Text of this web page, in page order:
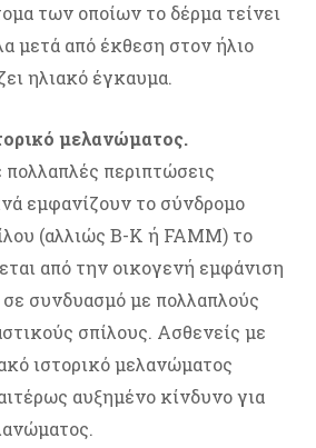
των οποίων το δέρμα τείνει
μετά από έκθεση στον ήλιο
ηλιακό έγκαυμα.
μελανώματος.
πολλαπλές περιπτώσεις
εμφανίζουν το σύνδρομο
(αλλιώς Β-Κ ή FAMM) το
από την οικογενή εμφάνιση
συνδυασμό με πολλαπλούς
σπίλους. Ασθενείς με
ιστορικό μελανώματος
αυξημένο κίνδυνο για